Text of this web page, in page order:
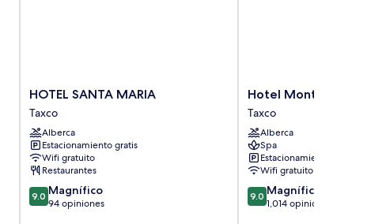
HOTEL
SANTA
MARIA
Taxco
HOTEL SANTA MARIA
Taxco
Alberca
Estacionamiento gratis
Wifi gratuito
Restaurantes
9.0
de
9.0 Magnífico
94 opiniones
Hotel
Montetaxco
Taxco
Hotel Montetaxco
Taxco
Alberca
Spa
Estacionamiento gratis
Wifi gratuito
9.0
de
9.0 Magnífico
1,014 opiniones